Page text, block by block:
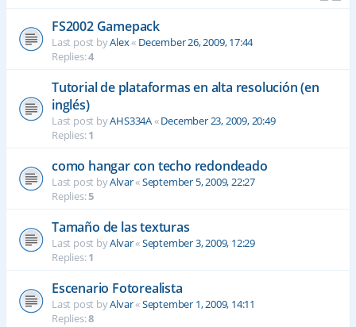
FS2002 Gamepack
Last post byAlex« December 26, 2009, 17:44
Replies:4
Tutorial de plataformas en alta resolución (en
inglés)
Last post byAHS334A«December 23, 2009, 20:49
Replies:1
como hangar con techo redondeado
Last post byAlvar«September 5, 2009, 22:27
Replies:5
Tamaño de las texturas
Last post byAlvar«September 3, 2009, 12:29
Replies:1
Escenario Fotorealista
Last post byAlvar«September 1, 2009, 14:11
Replies:8